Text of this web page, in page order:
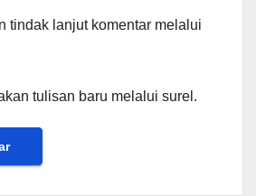
tindak lanjut komentar melalui
tulisan baru melalui surel.